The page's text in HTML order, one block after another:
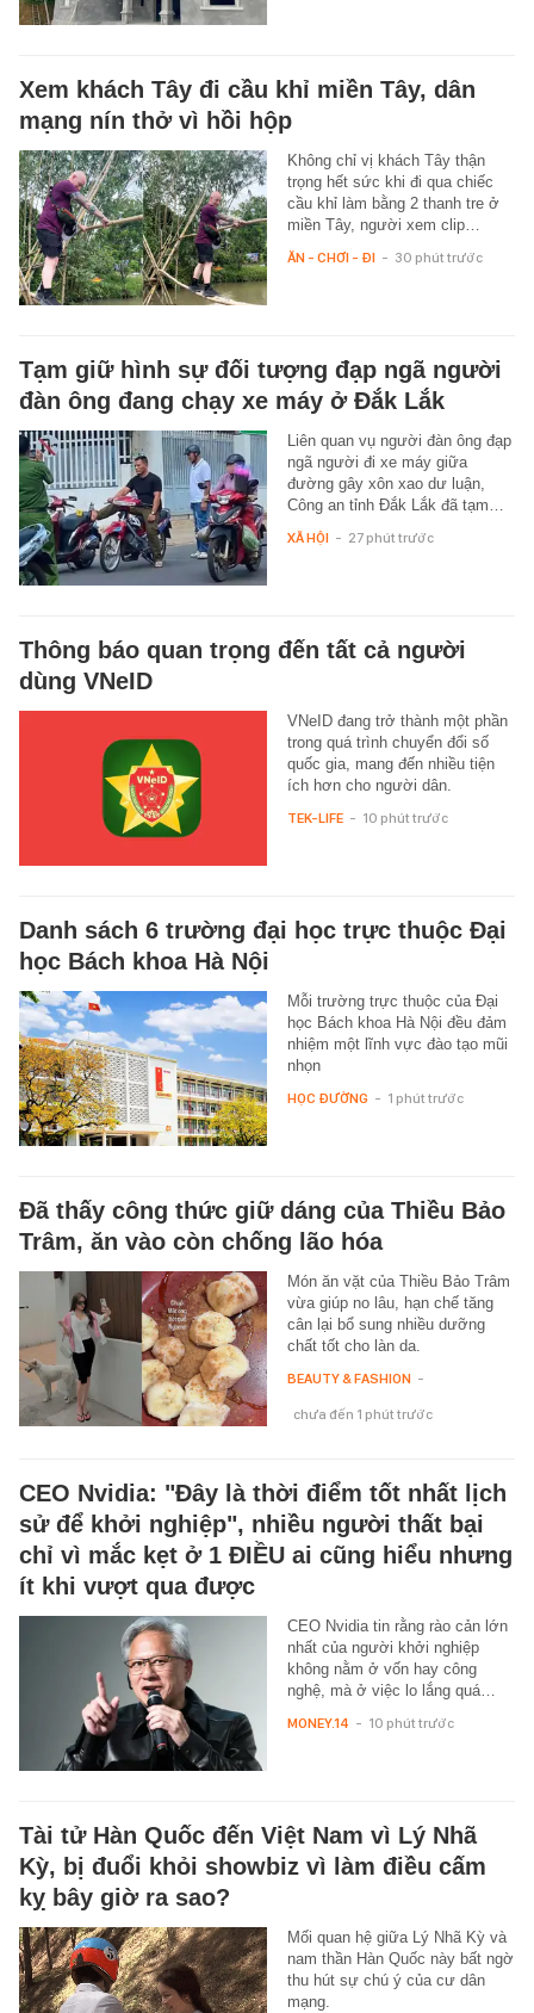
Xem khách Tây đi cầu khỉ miền Tây, dân
mạng nín thở vì hồi hộp
Không chỉ vị khách Tây thận
trọng hết sức khi đi qua chiếc
cầu khỉ làm bằng 2 thanh tre ở
miền Tây, người xem clip…
ĂN - CHƠI - ĐI - 30 phút trước
Tạm giữ hình sự đối tượng đạp ngã người
đàn ông đang chạy xe máy ở Đắk Lắk
Liên quan vụ người đàn ông đạp
ngã người đi xe máy giữa
đường gây xôn xao dư luận,
Công an tỉnh Đắk Lắk đã tạm…
XÃ HỘI - 27 phút trước
Thông báo quan trọng đến tất cả người
dùng VNeID
VNeID đang trở thành một phần
trong quá trình chuyển đổi số
quốc gia, mang đến nhiều tiện
ích hơn cho người dân.
TEK-LIFE - 10 phút trước
Danh sách 6 trường đại học trực thuộc Đại
học Bách khoa Hà Nội
Mỗi trường trực thuộc của Đại
học Bách khoa Hà Nội đều đảm
nhiệm một lĩnh vực đào tạo mũi
nhọn
HỌC ĐƯỜNG - 1 phút trước
Đã thấy công thức giữ dáng của Thiều Bảo
Trâm, ăn vào còn chống lão hóa
Món ăn vặt của Thiều Bảo Trâm
vừa giúp no lâu, hạn chế tăng
cân lại bổ sung nhiều dưỡng
chất tốt cho làn da.
BEAUTY & FASHION -
chưa đến 1 phút trước
CEO Nvidia: "Đây là thời điểm tốt nhất lịch
sử để khởi nghiệp", nhiều người thất bại
chỉ vì mắc kẹt ở 1 ĐIỀU ai cũng hiểu nhưng
ít khi vượt qua được
CEO Nvidia tin rằng rào cản lớn
nhất của người khởi nghiệp
không nằm ở vốn hay công
nghệ, mà ở việc lo lắng quá…
MONEY.14 - 10 phút trước
Tài tử Hàn Quốc đến Việt Nam vì Lý Nhã
Kỳ, bị đuổi khỏi showbiz vì làm điều cấm
kỵ bây giờ ra sao?
Mối quan hệ giữa Lý Nhã Kỳ và
nam thần Hàn Quốc này bất ngờ
thu hút sự chú ý của cư dân
mạng.